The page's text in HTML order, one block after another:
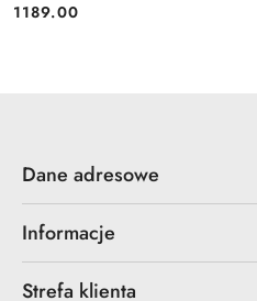
Cena:
1189.00
Dane adresowe
Informacje
Strefa klienta